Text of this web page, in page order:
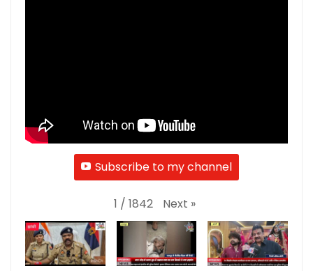
Subscribe to my channel
1 / 1842 Next »